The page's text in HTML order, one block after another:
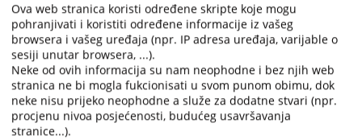
Novi sistem slanja i zaprimanja prijava će olakšati i
ubrzati proces prijavljivanja na otvorene pozicije jer
kandidatima olakšava popunjavanje i slanje prijava, a
zaposlenim u VSTV-u BiH skraćuje vrijeme potrebno za
njihovu obradu i smanjuje mogućnost ljudske greške.
Često postavljana pitanja možete pronaći na sljedećemlinku
Kandidatima će biti dostupne sve rang liste za pozicije
Ova web stranica koristi određene skripte koje mogu
pohranjivati i koristiti određene informacije iz vašeg
browsera i vašeg uređaja (npr. IP adresa uređaja, varijable o
sesiji unutar browsera, ...).
Neke od ovih informacija su nam neophodne i bez njih web
stranica ne bi mogla fukcionisati u svom punom obimu, dok
neke nisu prijeko neophodne a služe za dodatne stvari (npr.
procjenu nivoa posjećenosti, budućeg usavršavanja
stranice...).